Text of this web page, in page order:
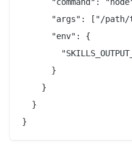
"command":
"args": ["/
      "env": {
      }
    }
  }